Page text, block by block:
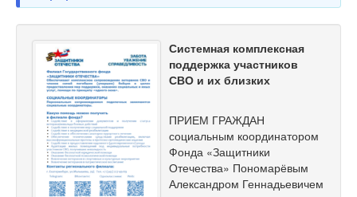
Системная комплексная
поддержка участников
СВО и их близких
ПРИЕМ ГРАЖДАН
социальным координатором
Фонда «Защитники
Отечества» Пономарёвым
Александром Геннадьевичем